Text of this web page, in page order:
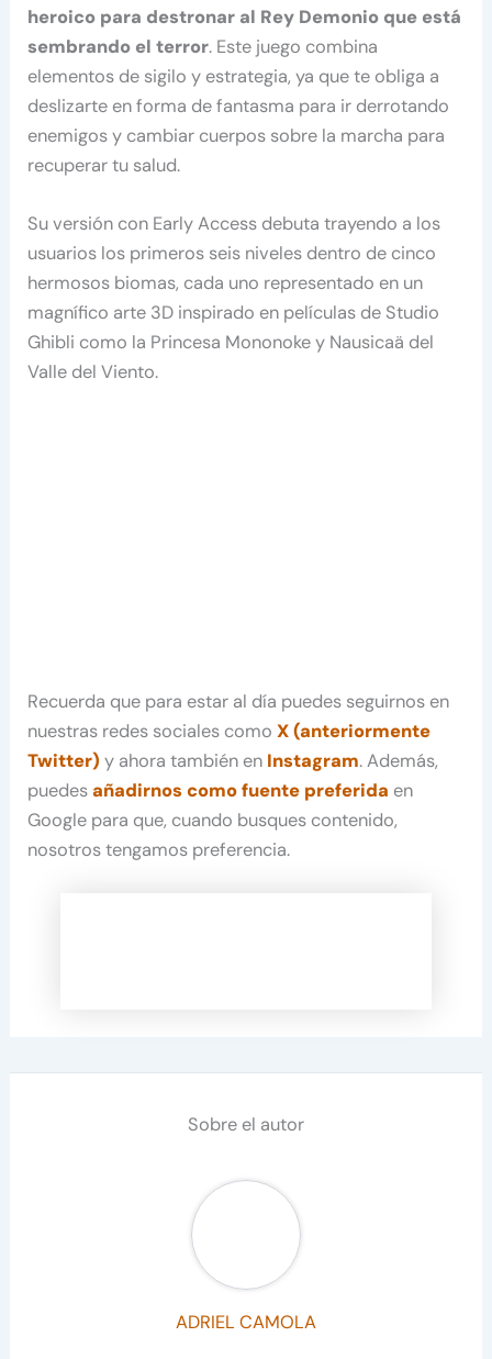
heroico para destronar al Rey Demonio que está
sembrando el terror. Este juego combina
elementos de sigilo y estrategia, ya que te obliga a
deslizarte en forma de fantasma para ir derrotando
enemigos y cambiar cuerpos sobre la marcha para
recuperar tu salud.
Su versión con Early Access debuta trayendo a los
usuarios los primeros seis niveles dentro de cinco
hermosos biomas, cada uno representado en un
magnífico arte 3D inspirado en películas de Studio
Ghibli como la Princesa Mononoke y Nausicaä del
Valle del Viento.
Recuerda que para estar al día puedes seguirnos en
nuestras redes sociales comoX (anteriormente
Twitter) y ahora también en Instagram. Además,
puedesañadirnos como fuente preferida en
Google para que, cuando busques contenido,
nosotros tengamos preferencia.
Sobre el autor
ADRIEL CAMOLA